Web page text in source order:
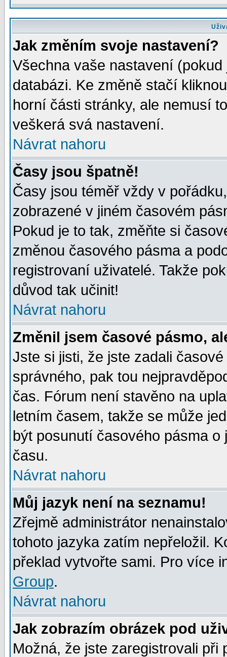
Jak změním svoje nastavení?
Všechna vaše nastavení
databázi. Ke změně stačí
horní části stránky, ale nemusí
veškerá svá nastavení.
Návrat nahoru
Časy jsou špatně!
Časy jsou téměř vždy v
zobrazené v jiném časovém
Pokud je to tak, změňte si
změnou časového pásma a
registrovaní uživatelé. Takže
důvod tak učinit!
Návrat nahoru
Změnil jsem časové pásmo,
Jste si jisti, že jste zadali
správného, pak tou
čas. Fórum není stavěno na
letním časem, takže se může
být posunutí časového pásma
času.
Návrat nahoru
Můj jazyk není na seznamu!
Zřejmě administrátor
tohoto jazyka zatím nepřeložil.
překlad vytvořte sami. Pro více
Group.
Návrat nahoru
Jak zobrazím obrázek pod
Možná, že jste zaregistrovali